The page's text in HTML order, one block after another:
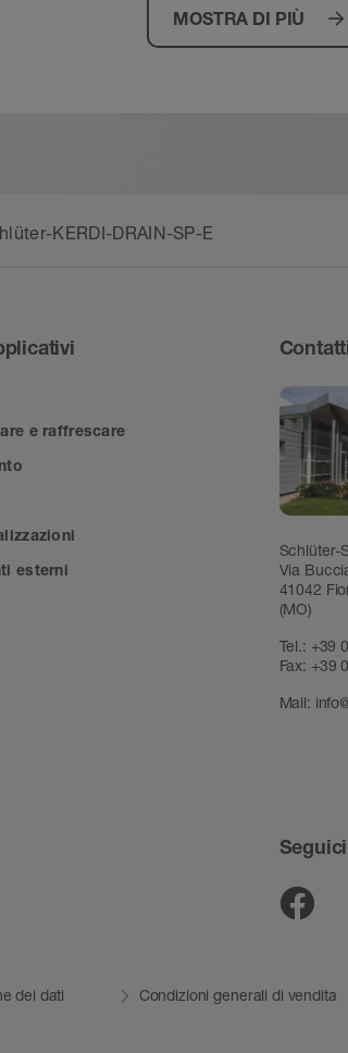
MOSTRA DI PIÙ
KERDI-DRAIN-SP-E
e raffrescare
esterni
Schlüter-
Via
41042
(MO)
Tel.: +39
Fax: +39
Mail:
dei dati Condizioni generali di vendita